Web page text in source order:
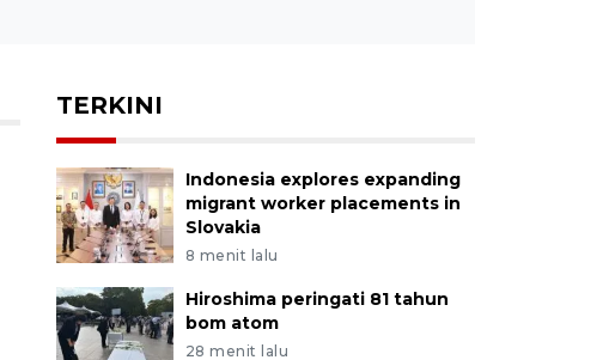
TERKINI
Indonesia explores expanding
migrant worker placements in
Slovakia
8 menit lalu
Hiroshima peringati 81 tahun
bom atom
28 menit lalu